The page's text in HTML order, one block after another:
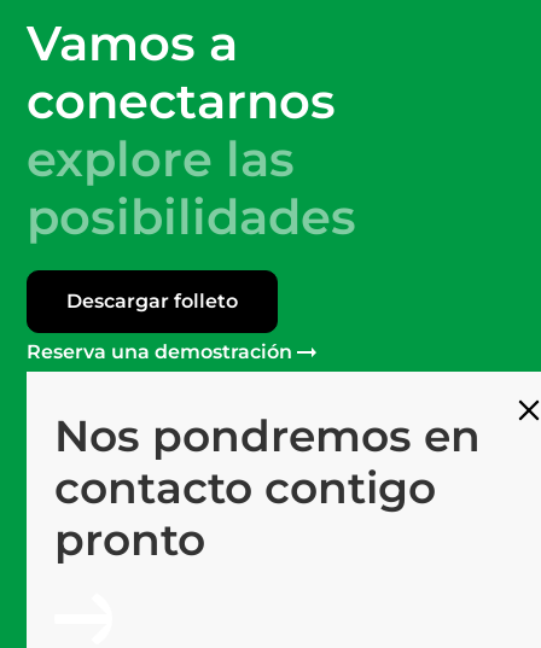
Vamos a
conectarnos
explore las
posibilidades
Descargar folleto
Reserva una demostración
Nos pondremos en
contacto contigo
pronto
Más de 120
Profesionales en Mprise
Software #1
Plataforma de última generación